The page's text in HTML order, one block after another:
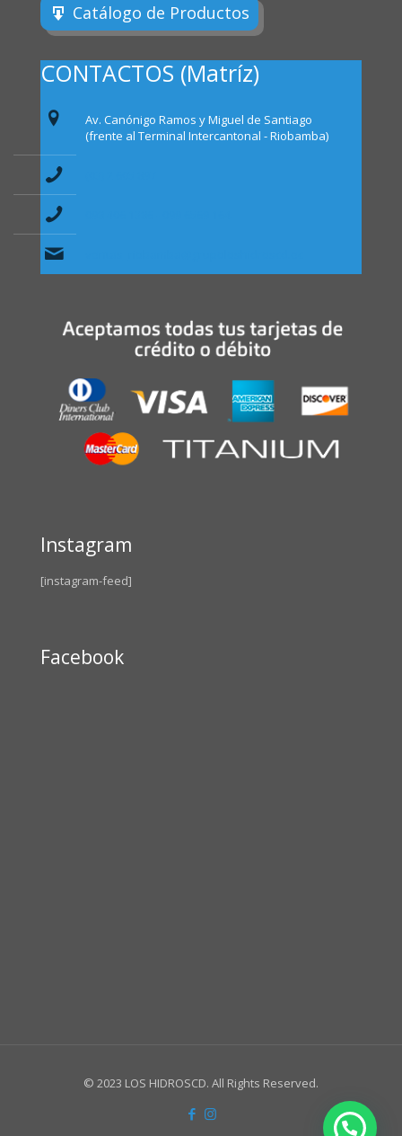
Catálogo de Productos
CONTACTOS (Matríz)
Av. Canónigo Ramos y Miguel de Santiago
(frente al Terminal Intercantonal - Riobamba)
Instagram
[instagram-feed]
Facebook
© 2023 LOS HIDROSCD. All Rights Reserved.